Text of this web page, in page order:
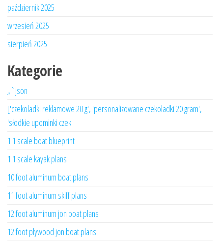
październik 2025
wrzesień 2025
sierpień 2025
Kategorie
„`json
['czekoladki reklamowe 20 g', 'personalizowane czekoladki 20 gram',
'słodkie upominki czek
1 1 scale boat blueprint
1 1 scale kayak plans
10 foot aluminum boat plans
11 foot aluminum skiff plans
12 foot aluminum jon boat plans
12 foot plywood jon boat plans